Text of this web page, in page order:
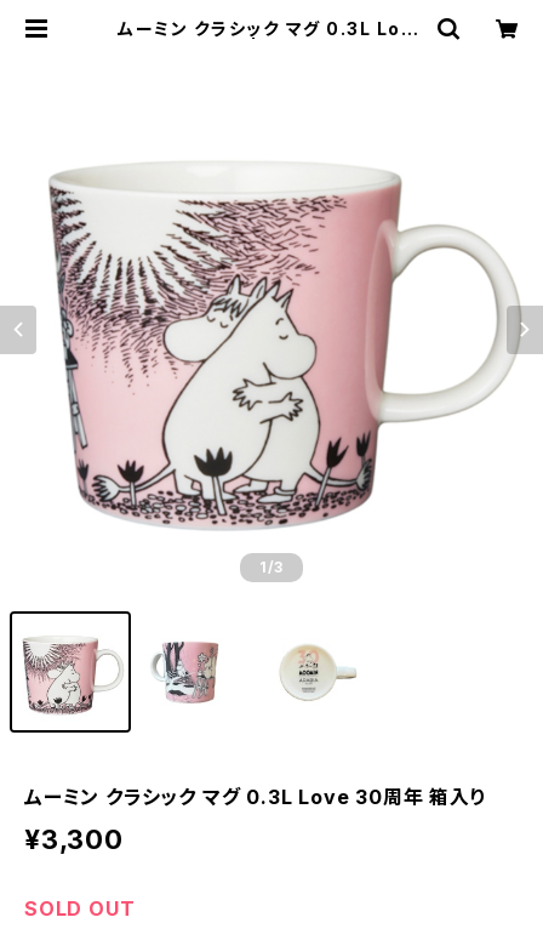
ムーミン クラシック マグ 0.3L Love
1 /3
ムーミン クラシック マグ 0.3L Love 30周年 箱入り
¥3,300
SOLD OUT